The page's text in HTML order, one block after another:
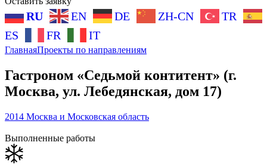
RU EN DE ZH-CN
TR
ES
FR IT
ГлавнаяПроекты по направлениям
Гастроном «Седьмой контитент» (г.
Москва, ул. Лебедянская, дом 17)
2014 Москва и Московская область
Выполненные работы